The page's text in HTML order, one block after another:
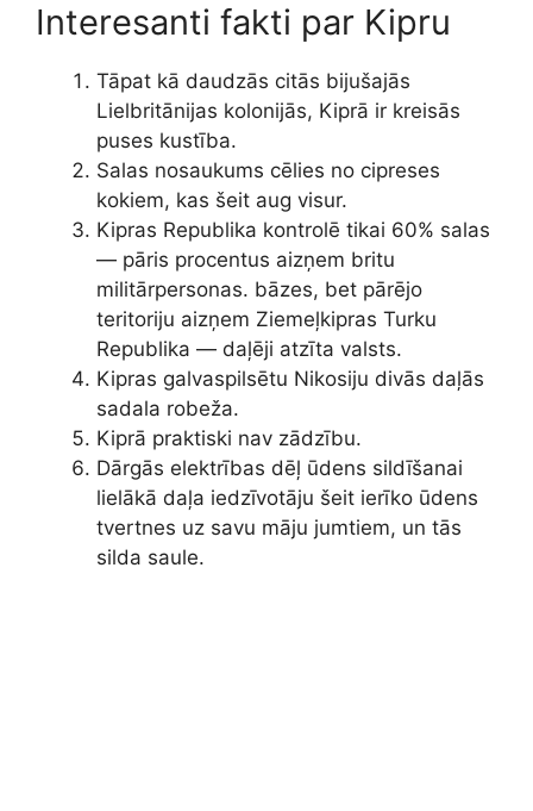
Interesanti fakti par Kipru
Tāpat kā daudzās citās bijušajās
Lielbritānijas kolonijās, Kiprā ir kreisās
puses kustība.
Salas nosaukums cēlies no cipreses
kokiem, kas šeit aug visur.
Kipras Republika kontrolē tikai 60% salas
— pāris procentus aizņem britu
militārpersonas. bāzes, bet pārējo
teritoriju aizņem Ziemeļkipras Turku
Republika — daļēji atzīta valsts.
Kipras galvaspilsētu Nikosiju divās daļās
sadala robeža.
Kiprā praktiski nav zādzību.
Dārgās elektrības dēļ ūdens sildīšanai
lielākā daļa iedzīvotāju šeit ierīko ūdens
tvertnes uz savu māju jumtiem, un tās
silda saule.